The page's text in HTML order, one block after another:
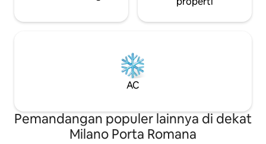
AC
Pemandangan populer lainnya di dekat
Milano Porta Romana